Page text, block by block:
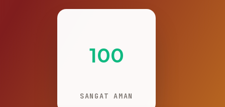
100
SANGAT AMAN